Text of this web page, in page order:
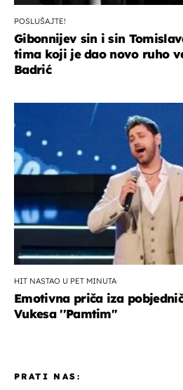
POSLUŠAJTE!
Gibonnijev sin i sin
tima koji je dao novo ruho
Badrić
HIT NASTAO U PET MINUTA
Emotivna priča iza
Vukesa ''Pamtim''
PRATI NAS: